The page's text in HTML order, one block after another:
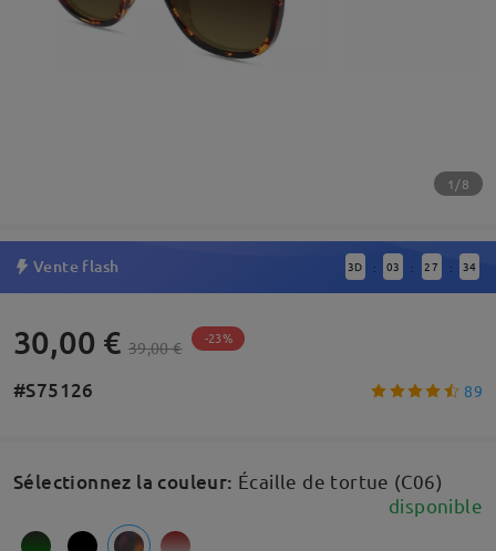
1/8
Vente flash 3D : 03 : 27 : 34
30,00 € 39,00 € -23%
#S75126 89
Sélectionnez la couleur: Écaille de tortue (C06)
disponible